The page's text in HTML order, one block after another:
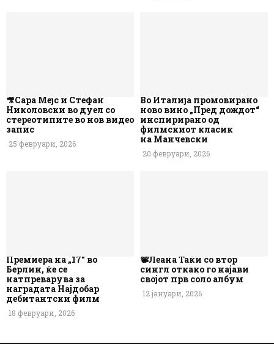
🎥Сара Мејс и Стефан
Николовски во дуел со
стереотипите во нов видео
запис
25 февруари, 2026
Во Италија промовирано
ново вино „Пред дождот“
инспирирано од
филмскиот класик
на Манчевски
20 февруари, 2026
Премиера на „17“ во
Берлин, ќе се
натпреварува за
наградата Најдобар
дебитантски филм
18 февруари, 2026
📽️Леана Таќи со втор
сингл откако го најави
својот прв соло албум
12 јануари, 2026